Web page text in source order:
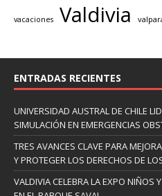
vacaciones Valdivia
ENTRADAS RECIENTES
UNIVERSIDAD AUSTRAL DE CHILE
SIMULACIÓN EN EMERGENCIAS
TRES AVANCES CLAVE PARA
Y PROTEGER LOS DERECHOS DE
VALDIVIA CELEBRA LA EXPO NIÑOS